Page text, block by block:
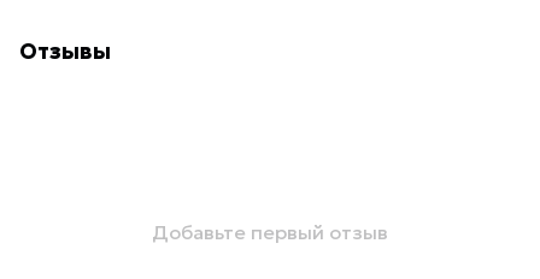
Отзывы
Добавьте первый отзыв